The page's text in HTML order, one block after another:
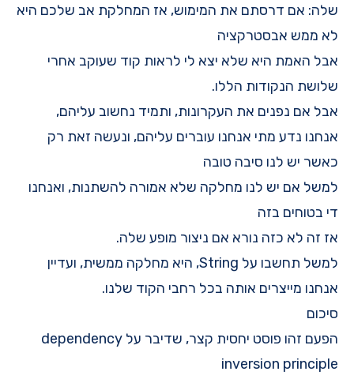
שלה: אם דרסתם את המימוש, אז המחלקת אב שלכם היא
לא ממש אבסטרקציה
אבל האמת היא שלא יצא לי לראות קוד שעוקב אחרי
שלושת הנקודות הללו.
אבל אם נפנים את העקרונות, ותמיד נחשוב עליהם,
אנחנו נדע מתי אנחנו עוברים עליהם, ונעשה זאת רק
כאשר יש לנו סיבה טובה
למשל אם יש לנו מחלקה שלא אמורה להשתנות, ואנחנו
די בטוחים בזה
אז זה לא כזה נורא אם ניצור מופע שלה.
למשל תחשבו על String, היא מחלקה ממשית, ועדיין
אנחנו מייצרים אותה בכל רחבי הקוד שלנו.
סיכום
הפעם זהו פוסט יחסית קצר, שדיבר על dependency
inversion principle